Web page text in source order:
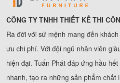
CÔNG TY TNHH THIẾT KẾ THI
Ra đời với sứ mệnh mang đến
ưu chi phí. Với đội ngũ nhân viên
hiện đại. Tuấn Phát đáp ứng hầu
nhanh, tạo ra những sản phẩm chất